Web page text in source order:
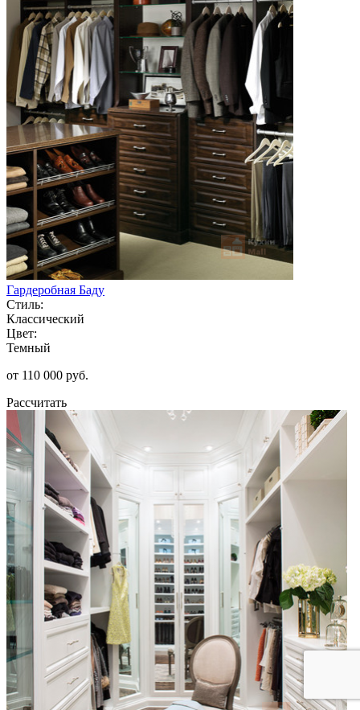
Гардеробная Баду
Стиль:
Классический
Цвет:
Темный
от 110 000 руб.
Рассчитать